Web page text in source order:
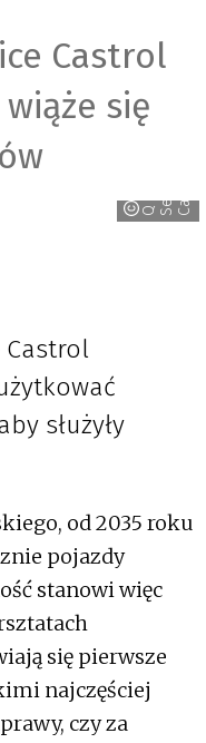
Castrol
się
Q S
e
r
v
i
c e
C
a
s
t
r
o l
Castrol
służyły
od 2035 roku
pojazdy
stanowi więc
się pierwsze
najczęściej
czy za